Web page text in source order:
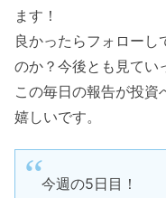
ます！
良かったらフォローし
のか？今後とも見てい
この毎日の報告が投資
嬉しいです。
今週の5日目！